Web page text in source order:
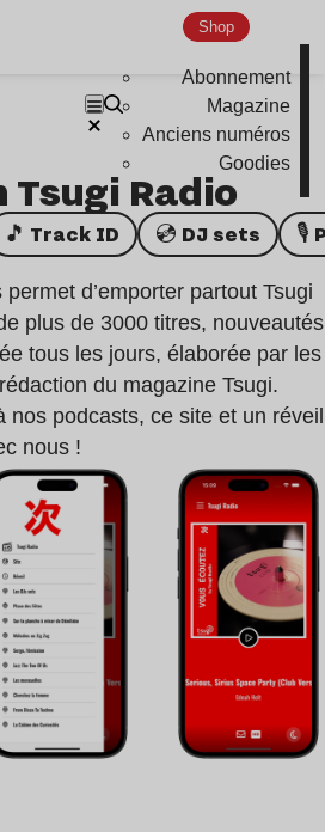
Shop
Abonnement
Magazine
Anciens numéros
Goodies
Radio
🎵 Track ID 💿 DJ sets
d’emporter partout Tsugi
plus de 3000 titres, nouveautés
tous les jours, élaborée par les
du magazine Tsugi.
nos podcasts, ce site et un réveil
nous !